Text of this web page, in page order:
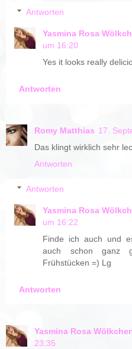
Antworten
Yasmina Rosa
um 16:20
Yes it looks really
Antworten
Romy Matthias 17.
Das klingt wirklich sehr
Antworten
Antworten
Yasmina Rosa
um 16:22
Finde ich auch und
auch schon ganz
Frühstücken =) Lg
Antworten
Yasmina Rosa
23:35